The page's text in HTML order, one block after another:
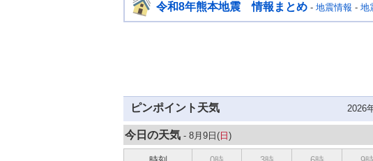
令和8年熊本地震 情報まとめ - 地震情報 - 地
ピンポイント天気 2026
今日の天気 - 8月9日(日)